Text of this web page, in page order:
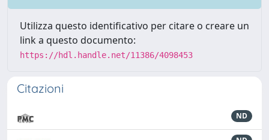
Utilizza questo identificativo per citare o creare un
link a questo documento:
https://hdl.handle.net/11386/4098453
Citazioni
ND